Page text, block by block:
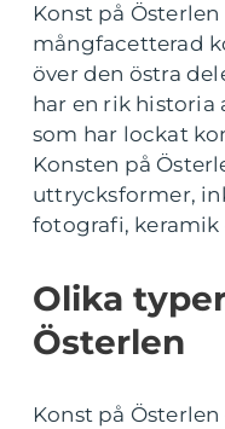
Konst på
mångfacetterad
över den östra
har en rik
som har lockat
Konsten på
uttrycksformer,
fotografi,
Olika
Österlen
Konst på